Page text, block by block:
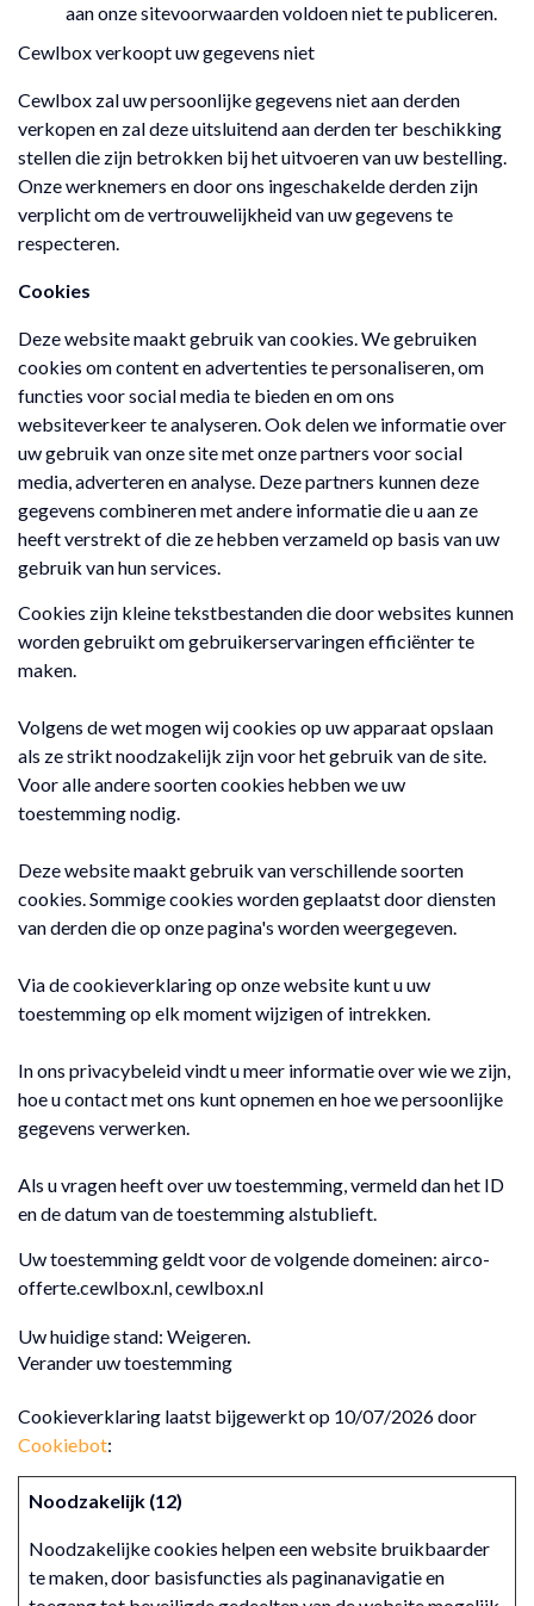
aan onze sitevoorwaarden voldoen niet te publiceren.
Cewlbox verkoopt uw gegevens niet
Cewlbox zal uw persoonlijke gegevens niet aan derden
verkopen en zal deze uitsluitend aan derden ter beschikking
stellen die zijn betrokken bij het uitvoeren van uw bestelling.
Onze werknemers en door ons ingeschakelde derden zijn
verplicht om de vertrouwelijkheid van uw gegevens te
respecteren.
Cookies
Deze website maakt gebruik van cookies. We gebruiken
cookies om content en advertenties te personaliseren, om
functies voor social media te bieden en om ons
websiteverkeer te analyseren. Ook delen we informatie over
uw gebruik van onze site met onze partners voor social
media, adverteren en analyse. Deze partners kunnen deze
gegevens combineren met andere informatie die u aan ze
heeft verstrekt of die ze hebben verzameld op basis van uw
gebruik van hun services.
Cookies zijn kleine tekstbestanden die door websites kunnen
worden gebruikt om gebruikerservaringen efficiënter te
maken.
Volgens de wet mogen wij cookies op uw apparaat opslaan
als ze strikt noodzakelijk zijn voor het gebruik van de site.
Voor alle andere soorten cookies hebben we uw
toestemming nodig.
Deze website maakt gebruik van verschillende soorten
cookies. Sommige cookies worden geplaatst door diensten
van derden die op onze pagina's worden weergegeven.
Via de cookieverklaring op onze website kunt u uw
toestemming op elk moment wijzigen of intrekken.
In ons privacybeleid vindt u meer informatie over wie we zijn,
hoe u contact met ons kunt opnemen en hoe we persoonlijke
gegevens verwerken.
Als u vragen heeft over uw toestemming, vermeld dan het ID
en de datum van de toestemming alstublieft.
Uw toestemming geldt voor de volgende domeinen: airco-
offerte.cewlbox.nl, cewlbox.nl
Uw huidige stand: Weigeren.
Verander uw toestemming
Cookieverklaring laatst bijgewerkt op 10/07/2026 door
Cookiebot:
Noodzakelijk (12)
Noodzakelijke cookies helpen een website bruikbaarder
te maken, door basisfuncties als paginanavigatie en